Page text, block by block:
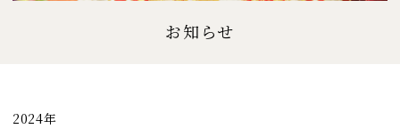
お知らせ
2024年